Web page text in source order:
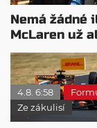
Nemá žádné
McLaren už
návrat ze
4.8. 6:58
Ze zákulisí